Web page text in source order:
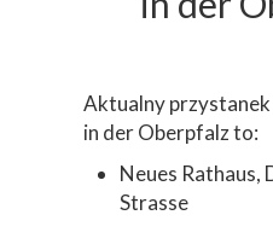
Aktualny
in der Oberpfalz to:
Neues
Strasse